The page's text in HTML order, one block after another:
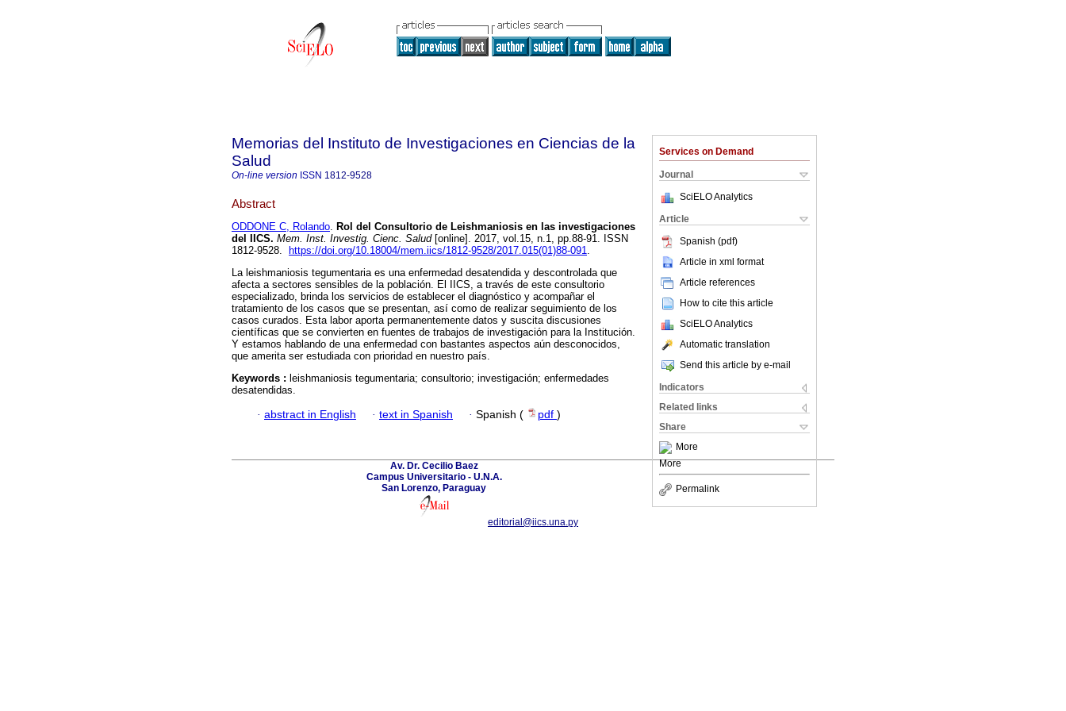
Services on Demand
Journal
SciELO Analytics
Article
Spanish (pdf)
Article in xml format
Article references
How to cite this article
SciELO Analytics
Automatic translation
Send this article by e-mail
Indicators
Related links
Share
More
More
Permalink
Memorias del Instituto de Investigaciones en Ciencias de la
Salud
On-line version ISSN 1812-9528
Abstract
ODDONE C, Rolando. Rol del Consultorio de Leishmaniosis en las investigaciones
del IICS. Mem. Inst. Investig. Cienc. Salud[online]. 2017, vol.15, n.1, pp.88-91. ISSN
1812-9528.
https://doi.org/10.18004/mem.iics/1812-9528/2017.015(01)88-091.
La leishmaniosis tegumentaria es una enfermedad desatendida y descontrolada que
afecta a sectores sensibles de la población. El IICS, a través de este consultorio
especializado, brinda los servicios de establecer el diagnóstico y acompañar el
tratamiento de los casos que se presentan, así como de realizar seguimiento de los
casos curados. Esta labor aporta permanentemente datos y suscita discusiones
científicas que se convierten en fuentes de trabajos de investigación para la Institución.
Y estamos hablando de una enfermedad con bastantes aspectos aún desconocidos,
que amerita ser estudiada con prioridad en nuestro país.
Keywords : leishmaniosis tegumentaria; consultorio; investigación; enfermedades
desatendidas.
· abstract in English · text in Spanish · Spanish ( pdf )
Av. Dr. Cecilio Baez
Campus Universitario - U.N.A.
San Lorenzo, Paraguay
editorial@iics.una.py